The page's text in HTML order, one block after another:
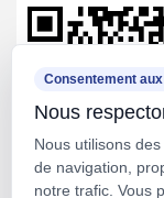
Consentement
Nous
Nous utilisons
de navigation,
notre trafic. Vous